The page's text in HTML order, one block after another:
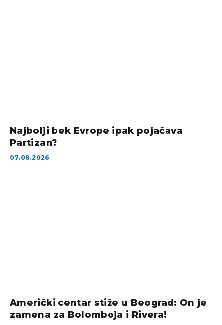
Najbolji bek Evrope ipak pojačava
Partizan?
07.08.2026
Američki centar stiže u Beograd: On je
zamena za Bolomboja i Rivera!